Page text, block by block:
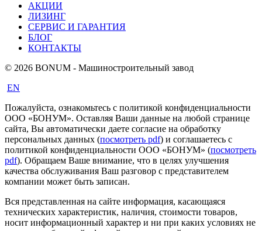
АКЦИИ
ЛИЗИНГ
СЕРВИС И ГАРАНТИЯ
БЛОГ
КОНТАКТЫ
© 2026 BONUM - Машиностроительный завод
EN
Пожалуйста, ознакомьтесь с политикой конфиденциальности
ООО «БОНУМ». Оставляя Ваши данные на любой странице
сайта, Вы автоматически даете согласие на обработку
персональных данных (посмотреть pdf) и соглашаетесь с
политикой конфиденциальности ООО «БОНУМ» (посмотреть
pdf). Обращаем Ваше внимание, что в целях улучшения
качества обслуживания Ваш разговор с представителем
компании может быть записан.
Вся представленная на сайте информация, касающаяся
технических характеристик, наличия, стоимости товаров,
носит информационный характер и ни при каких условиях не